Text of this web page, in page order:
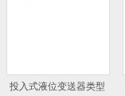
投入式液位变送器类型